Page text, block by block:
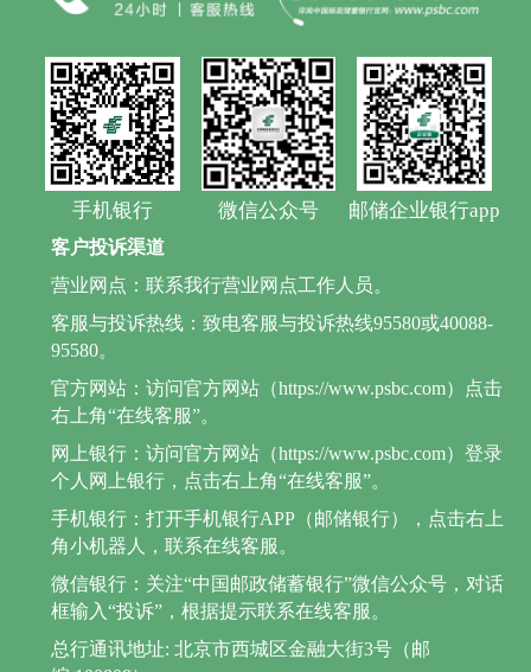
手机银行 微信公众号 邮储企业银行app
客户投诉渠道
营业网点：联系我行营业网点工作人员。
客服与投诉热线：致电客服与投诉热线95580或40088-
95580。
官方网站：访问官方网站（https://www.psbc.com）点击
右上角“在线客服”。
网上银行：访问官方网站（https://www.psbc.com）登录
个人网上银行，点击右上角“在线客服”。
手机银行：打开手机银行APP（邮储银行），点击右上
角小机器人，联系在线客服。
微信银行：关注“中国邮政储蓄银行”微信公众号，对话
框输入“投诉”，根据提示联系在线客服。
总行通讯地址: 北京市西城区金融大街3号（邮